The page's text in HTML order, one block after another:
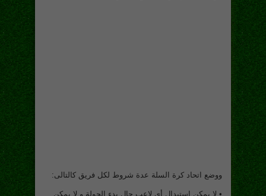
ووضع اتحاد كرة السلة عدة شروط لكل فريق كالتالى:
• لا يمكن استبدال أى لاعب حال بدء الجولة و لا يمكن